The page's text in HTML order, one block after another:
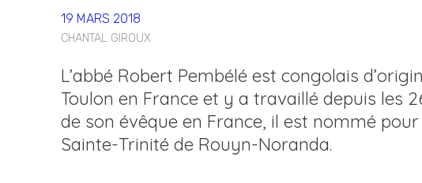
19 MARS 2018
CHANTAL GIROUX
L’abbé Robert Pembélé est congolais
Toulon en France et y a travaillé depuis les
de son évêque en France, il est nommé
Sainte-Trinité de Rouyn-Noranda.